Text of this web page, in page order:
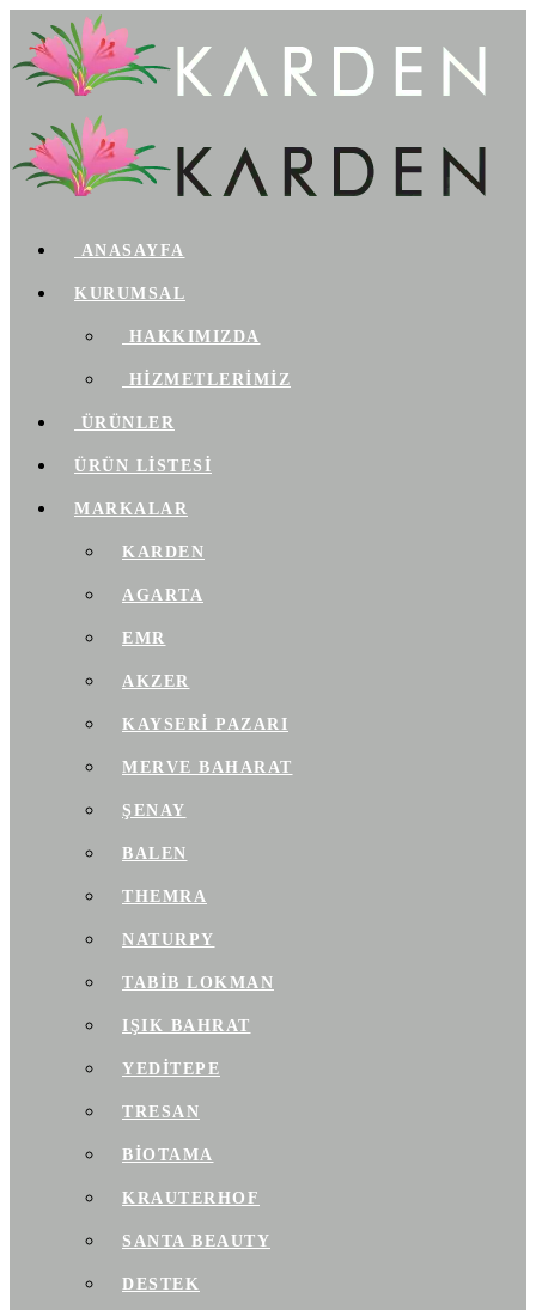
ANASAYFA
KURUMSAL
HAKKIMIZDA
HİZMETLERİMİZ
ÜRÜNLER
ÜRÜN LİSTESİ
MARKALAR
KARDEN
AGARTA
EMR
AKZER
KAYSERI PAZARI
MERVE BAHARAT
ŞENAY
BALEN
THEMRA
NATURPY
TABIB LOKMAN
IŞIK BAHRAT
YEDITEPE
TRESAN
BIOTAMA
KRAUTERHOF
SANTA BEAUTY
DESTEK